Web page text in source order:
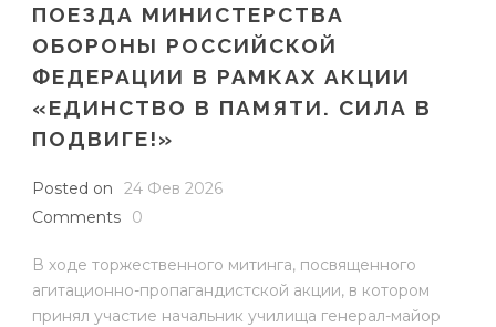
ПОЕЗДА МИНИСТЕРСТВА
ОБОРОНЫ РОССИЙСКОЙ
ФЕДЕРАЦИИ В РАМКАХ АКЦИИ
«ЕДИНСТВО В ПАМЯТИ. СИЛА В
ПОДВИГЕ!»
Posted on
24 Фев 2026
Comments
0
В ходе торжественного митинга, посвященного
агитационно-пропагандистской акции, в котором
принял участие начальник училища генерал-майор